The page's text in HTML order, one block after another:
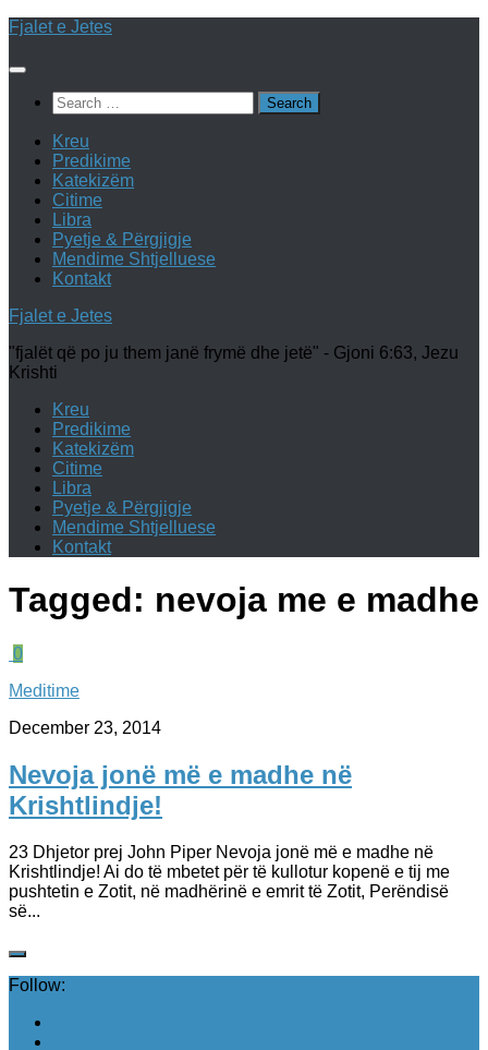
Skip
content
Fjalet e Jetes
Search
for:
Kreu
Predikime
Katekizëm
Citime
Libra
Pyetje & Përgjigje
Mendime Shtjelluese
Kontakt
Fjalet e Jetes
"fjalët që po ju them janë frymë dhe jetë" - Gjoni 6:63, Jezu
Krishti
Kreu
Predikime
Katekizëm
Citime
Libra
Pyetje & Përgjigje
Mendime Shtjelluese
Kontakt
Tagged: nevoja me e madhe
0
Meditime
December 23, 2014
Nevoja jonë më e madhe në
Krishtlindje!
23 Dhjetor prej John Piper Nevoja jonë më e madhe në
Krishtlindje! Ai do të mbetet për të kullotur kopenë e tij me
pushtetin e Zotit, në madhërinë e emrit të Zotit, Perëndisë
së...
Follow: